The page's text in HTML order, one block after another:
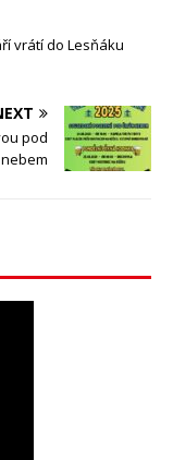
vrátí do Lesňáku
pod